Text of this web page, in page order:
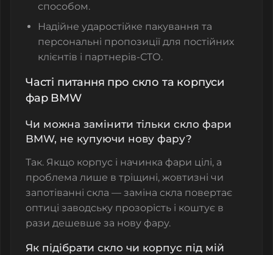
способом.
Надійне ударостійке пакування та
персональні пропозиції для постійних
клієнтів і партнерів-СТО.
Часті питання про скло та корпуси
фар BMW
Чи можна замінити тільки скло фари
BMW, не купуючи нову фару?
Так. Якщо корпус і начинка фари цілі, а
проблема лише в тріщині, жовтизні чи
запотіванні скла — заміна скла повертає
оптиці заводську прозорість і коштує в
рази дешевше за нову фару.
Як підібрати скло чи корпус під мій